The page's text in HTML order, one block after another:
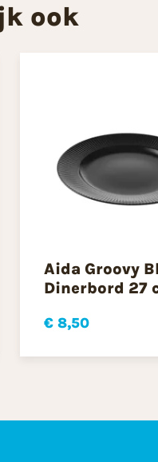
ook
Aida Groovy
Dinerbord 27
€ 8,50